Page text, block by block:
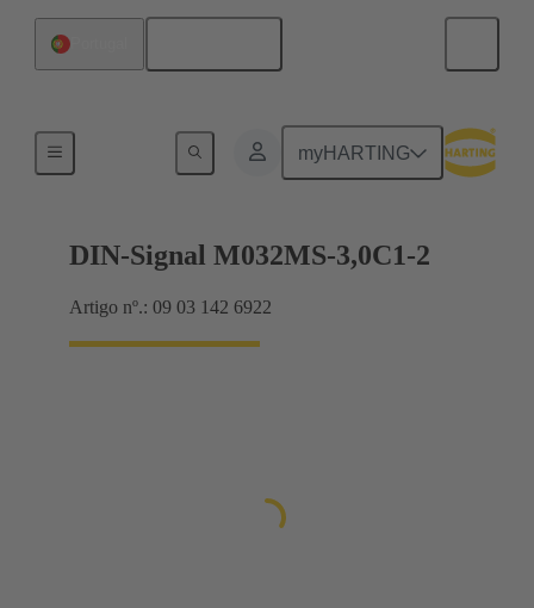
myHARTING
Motherboard to daughtercard connection
DIN-Signal M032MS-3,0C1-2
Artigo nº.: 09 03 142 6922